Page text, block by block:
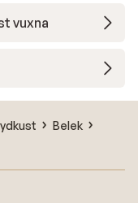
vuxna
Belek